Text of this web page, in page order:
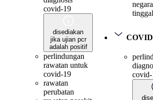
covid-19
disediakan
jika ujian pcr
adalah positif
perlindungan
rawatan untuk
covid-19
rawatan
perubatan
tinggal
COVID